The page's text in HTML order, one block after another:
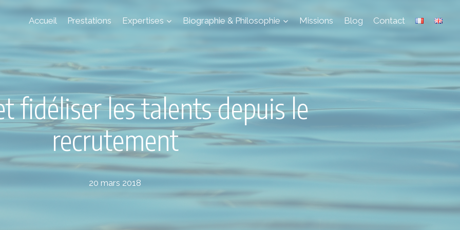
Accueil Prestations Expertises Biographie & Philosophie Missions Blog Contact
fidéliser les talents depuis le
recrutement
20 mars 2018